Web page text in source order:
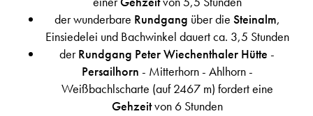
der wunderbare Rundgang über die Steinalm,
Einsiedelei und Bachwinkel dauert ca. 3,5 Stunden
derRundgang Peter Wiechenthaler Hütte -
Persailhorn - Mitterhorn - Ahlhorn -
Weißbachlscharte (auf 2467 m) fordert eine
Gehzeitvon 6 Stunden